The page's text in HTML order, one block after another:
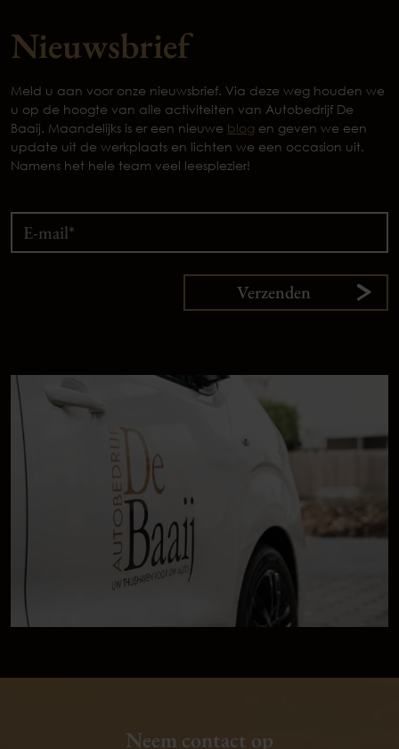
Nieuwsbrief
Meld u aan voor onze nieuwsbrief. Via deze weg houden we
u op de hoogte van alle activiteiten van Autobedrijf De
Baaij. Maandelijks is er een nieuwe blog en geven we een
update uit de werkplaats en lichten we een occasion uit.
Namens het hele team veel leesplezier!
Verzenden
Neem contact op